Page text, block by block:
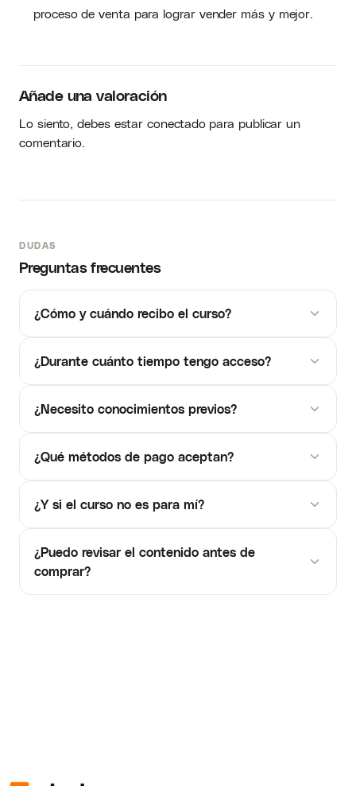
proceso de venta para lograr vender más y mejor.
Añade una valoración
Lo siento, debes estarconectadopara publicar un
comentario.
DUDAS
Preguntas frecuentes
¿Cómo y cuándo recibo el curso?
¿Durante cuánto tiempo tengo acceso?
¿Necesito conocimientos previos?
¿Qué métodos de pago aceptan?
¿Y si el curso no es para mí?
¿Puedo revisar el contenido antes de
comprar?